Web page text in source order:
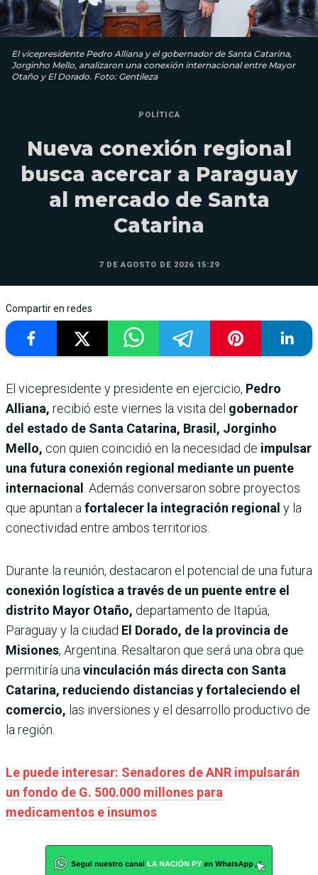
El vicepresidente Pedro Alliana y el gobernador de Santa Catarina,
Jorginho Mello, analizaron una conexión internacional entre Mayor
Otaño y El Dorado. Foto: Gentileza
POLÍTICA
Nueva conexión regional
busca acercar a Paraguay
al mercado de Santa
Catarina
7 DE AGOSTO DE 2026 15:29
Compartir en redes
El vicepresidente y presidente en ejercicio, Pedro
Alliana, recibió este viernes la visita del gobernador
del estado de Santa Catarina, Brasil, Jorginho
Mello, con quien coincidió en la necesidad de impulsar
una futura conexión regional mediante un puente
internacional . Además conversaron sobre proyectos
que apuntan a fortalecer la integración regional y la
conectividad entre ambos territorios.
Durante la reunión, destacaron el potencial de una futura
conexión logística a través de un puente entre el
distrito Mayor Otaño, departamento de Itapúa,
Paraguay y la ciudad El Dorado, de la provincia de
Misiones, Argentina. Resaltaron que será una obra que
permitiría una vinculación más directa con Santa
Catarina, reduciendo distancias y fortaleciendo el
comercio, las inversiones y el desarrollo productivo de
la región.
Le puede interesar: Senadores de ANR impulsarán
un fondo de G. 500.000 millones para
medicamentos e insumos